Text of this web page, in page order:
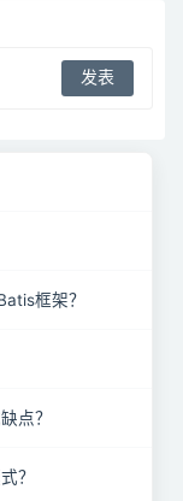
框架？
点？
？